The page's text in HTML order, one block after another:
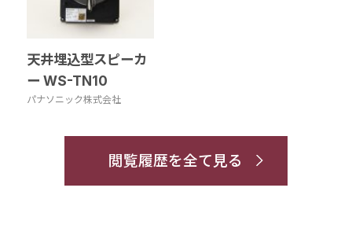
天井埋込型スピーカ
ー WS-TN10
パナソニック株式会社
閲覧履歴を全て見る